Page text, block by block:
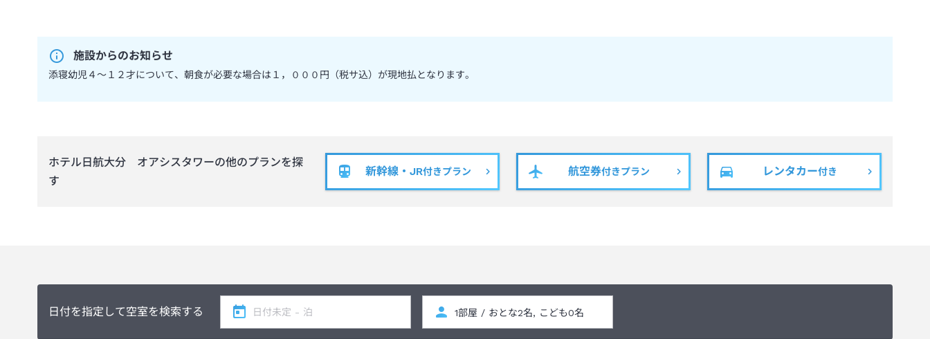
施設からのお知らせ
添寝幼児４～１２才について、朝食が必要な場合は１，０００円（税サ込）が現地払となります。
ホテル日航大分 オアシスタワーの他のプランを探
す
新幹線・JR付きプラン 航空券付きプラン レンタカー付き
日付を指定して空室を検索する